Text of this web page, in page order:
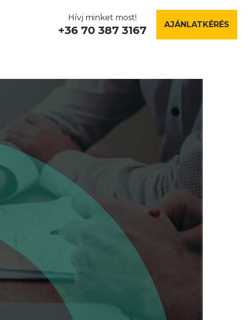
Hívj minket most!
+36 70 387 3167 AJÁNLATKÉRÉS